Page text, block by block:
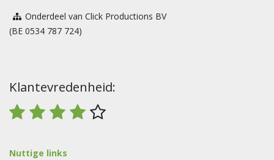
Onderdeel van Click Productions BV
(BE 0534 787 724)
Klantevredenheid:
Nuttige links